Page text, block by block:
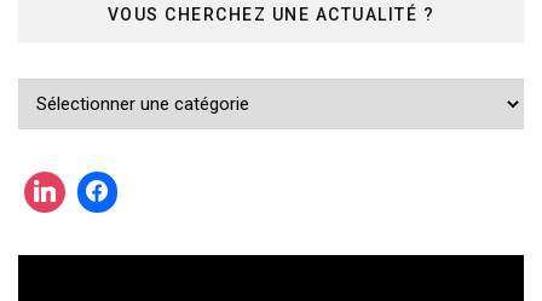
VOUS CHERCHEZ UNE ACTUALITÉ ?
Vous
actualité
?